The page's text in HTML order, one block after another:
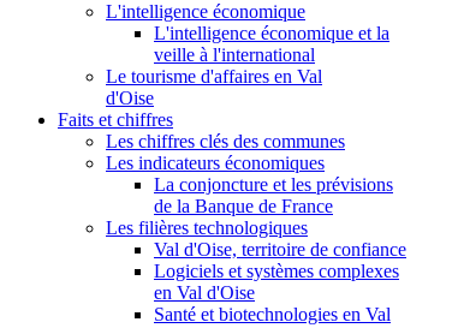
L'intelligence économique
L'intelligence économique et la
veille à l'international
Le tourisme d'affaires en Val
d'Oise
Faits et chiffres
Les chiffres clés des communes
Les indicateurs économiques
La conjoncture et les prévisions
de la Banque de France
Les filières technologiques
Val d'Oise, territoire de confiance
Logiciels et systèmes complexes
en Val d'Oise
Santé et biotechnologies en Val